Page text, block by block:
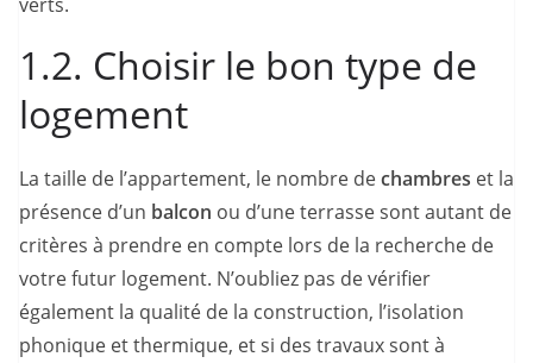
1.2. Choisir le bon type de
logement
La taille de l’appartement, le nombre dechambres et la
présence d’un balcon ou d’une terrasse sont autant de
critères à prendre en compte lors de la recherche de
votre futur logement. N’oubliez pas de vérifier
également la qualité de la construction, l’isolation
phonique et thermique, et si des travaux sont à